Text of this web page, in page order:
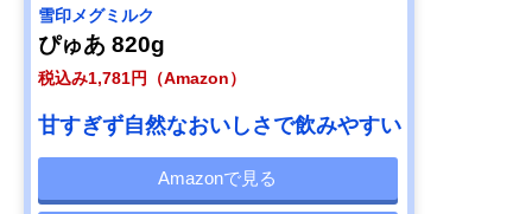
雪印メグミルク
ぴゅあ 820g
税込み1,781円（Amazon）
甘すぎず自然なおいしさで飲みやすい
Amazonで見る